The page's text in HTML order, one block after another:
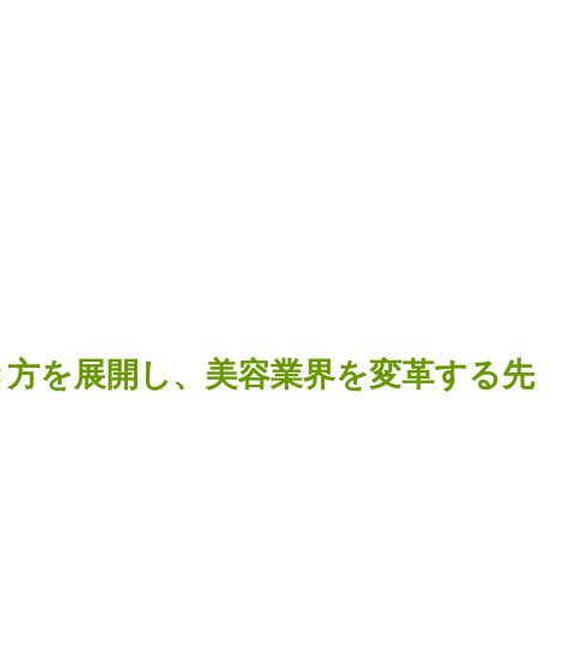
を展開し、美容業界を変革する先